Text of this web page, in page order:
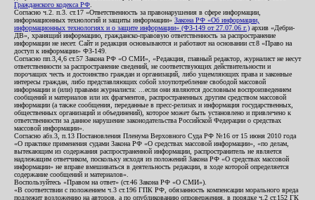
Гражданского кодекса РФ
Согласно ч.2. п.3. ст.17 «Ответственность за правонарушения в сфере информации,
информационных технологий и защиты информации» Закона РФ «Об информации,
информационных технологиях и о защите информации» (ФЗ-149 от 27.07.06 г.) архив «Дебри-
ДВ», хранящий информацию, гражданско-правовую ответственность за распространение
информации не несет. Сайт и редакция основываются и работают на основании ст.8 «Право на
доступ к информации» ФЗ-149.
Согласно пп.3,4,6 ст.57 Закона РФ «О СМИ», «Редакция, главный редактор, журналист не несут
ответственности за распространение сведений, не соответствующих действительности и
порочащих честь и достоинство граждан и организаций, либо ущемляющих права и законные
интересы граждан, либо представляющих собой злоупотребление свободой массовой
информации и (или) правами журналиста: ...если они являются дословным воспроизведением
сообщений и материалов или их фрагментов, распространенных другим средством массовой
информации (а также сообщения, переданные в пресс-релизах и информация государственных,
общественных организаций и объединений), которое может быть установлено и привлечено к
ответственности за данное нарушение законодательства Российской Федерации о средствах
массовой информации».
Согласно абз.3, п.13 Постановления Пленума Верховного Суда РФ №16 от 15 июня 2010 года
«О практике применения судами Закона РФ «О средствах массовой информации», «по делам,
вытекающим из содержания распространенной информации, распространитель не является
надлежащим ответчиком, поскольку исходя из положений Закона РФ «О средствах массовой
информации» не вправе вмешиваться в деятельность редакции, в ходе которой определяется
содержание сообщений и материалов».
Воспользуйтесь «Правом на ответ» (ст.46 Закона РФ «О СМИ»).
«В соответствии с положением ч.3 ст.196 ГПК РФ, обязанность компенсации морального вреда
подлежит возложению на авторов, а по опубликованию опровержения, в порядке ч.2 ст.152 ГК